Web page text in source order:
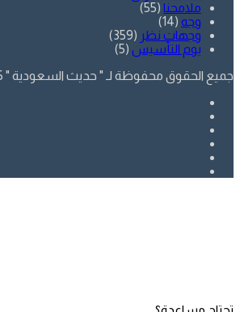
ملامحنا (55)
وجه (14)
وجهات نظر (359)
يوم التأسيس (5)
جميع الحقوق محفوظة لـ " حديث السعودية " 2025 ©